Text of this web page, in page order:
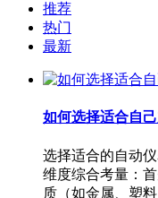
推荐
热门
最新
如何选择适合自
选择适合的自动
维度综合考量：
质（如金属、塑